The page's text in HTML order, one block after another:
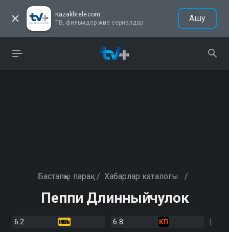
Kazakhtelecom
ТВ, фильмдер және сериалдар
Ашу
Бастапқы парақ / Хабарлар каталогы /
Пеппи Длинныйчулок
6.2
6.8